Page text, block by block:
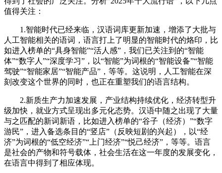
值得关注：
1.智能时代已经来临，汉语词库更新加速，增添了大批与
人工智能相关的语词，语言打上了明显的智能时代的烙印，比
如进入榜单的“具身智能”“活人感”，我们已关注到的“智能
体”“数字人”“深度学习”，以“智能”为词根的“智能设备”“智能
驾驶”“智能家居”“智能产品”，等等。这说明，人工智能在深
刻改变这个世界的同时，也正在重塑我们的语言结构。
2.新质生产力加速发展，产业结构持续优化，经济转型升
级加快，就业方式呈现出多元化态势。汉语中随之出现了大量
与之匹配的新词新语，比如进入榜单的“谷子（经济）”“数字
游民”，进入备选条目的“竖店”（反映短剧的兴起），以“经
济”为词根的“低空经济”“上门经济”“悦己经济”，等等。语言
是社会的产物和符号载体，社会生活在这一年度的发展变化，
在语言中得到了相应体现。